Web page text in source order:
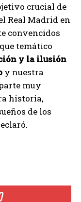
crucial de
Real Madrid en
convencidos
temático
y la ilusión
y nuestra
muy
historia,
de los